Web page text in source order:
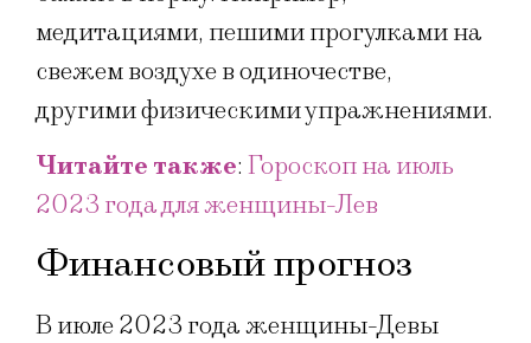
медитациями, пешими прогулками на
свежем воздухе в одиночестве,
другими физическими упражнениями.
Читайте также: Гороскоп на июль
2023 года для женщины-Лев
Финансовый прогноз
В июле 2023 года женщины-Девы